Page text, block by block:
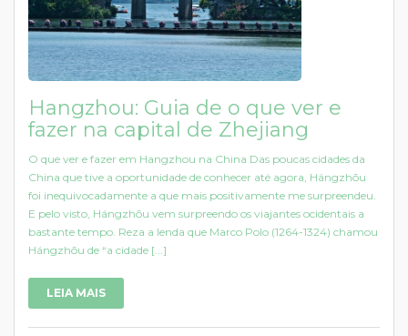
Hangzhou: Guia de o que ver e
fazer na capital de Zhejiang
O que ver e fazer em Hangzhou na China Das poucas cidades da
China que tive a oportunidade de conhecer até agora, Hángzhōu
foi inequivocadamente a que mais positivamente me surpreendeu.
E pelo visto, Hángzhōu vem surpreendo os viajantes ocidentais a
bastante tempo. Reza a lenda que Marco Polo (1264-1324) chamou
Hángzhōu de “a cidade [...]
LEIA MAIS